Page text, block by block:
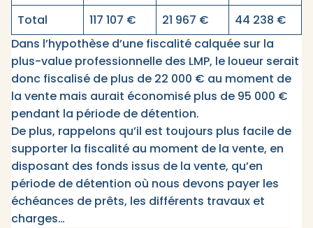
Total 117 107 € 21 967 €
44 238 €
Dans l’hypothèse d’une fiscalité calquée sur la
plus-value professionnelle des LMP, le loueur serait
donc fiscalisé de plus de 22 000 € au moment de
la vente mais aurait économisé plus de 95 000 €
pendant la période de détention.
De plus, rappelons qu’il est toujours plus facile de
supporter la fiscalité au moment de la vente, en
disposant des fonds issus de la vente, qu’en
période de détention où nous devons payer les
échéances de prêts, les différents travaux et
charges…